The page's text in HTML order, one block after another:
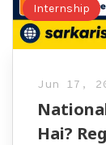
Internship
Jun 17,
Hai?